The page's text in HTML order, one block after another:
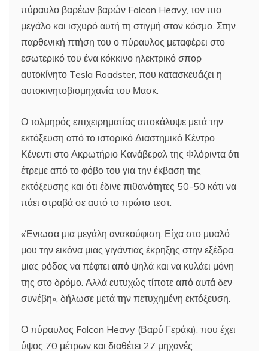
πύραυλο βαρέων βαρών Falcon Heavy, τον πιο
μεγάλο και ισχυρό αυτή τη στιγμή στον κόσμο. Στην
παρθενική πτήση του ο πύραυλος μεταφέρει στο
εσωτερικό του ένα κόκκινο ηλεκτρικό σπορ
αυτοκίνητο Tesla Roadster, που κατασκευάζει η
αυτοκινητοβιομηχανία του Μασκ.
Ο τολμηρός επιχειρηματίας αποκάλυψε μετά την
εκτόξευση από το ιστορικό Διαστημικό Κέντρο
Κένεντι στο Ακρωτήριο Κανάβεραλ της Φλόριντα ότι
έτρεμε από το φόβο του για την έκβαση της
εκτόξευσης και ότι έδινε πιθανότητες 50-50 κάτι να
πάει στραβά σε αυτό το πρώτο τεστ.
«Ένιωσα μια μεγάλη ανακούφιση. Είχα στο μυαλό
μου την εικόνα μιας γιγάντιας έκρηξης στην εξέδρα,
μιας ρόδας να πέφτει από ψηλά και να κυλάει μόνη
της στο δρόμο. Αλλά ευτυχώς τίποτε από αυτά δεν
συνέβη», δήλωσε μετά την πετυχημένη εκτόξευση.
Ο πύραυλος Falcon Heavy (Βαρύ Γεράκι), που έχει
ύψος 70 μέτρων και διαθέτει 27 μηχανές